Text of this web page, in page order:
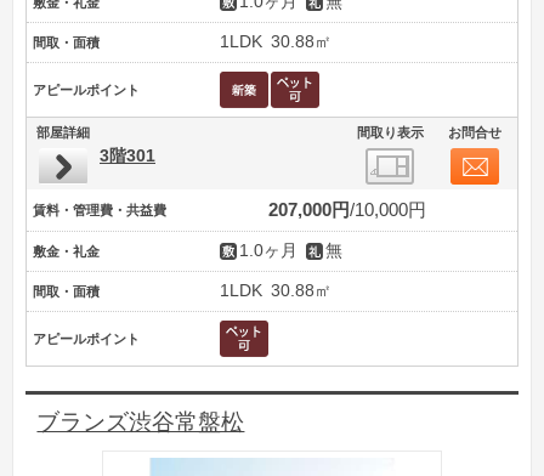
間取・面積 1LDK 30.88㎡
アピールポイント
部屋詳細 間取り表示 お問合せ
3階301
賃料・管理費・共益費 207,000円 10,000円
敷金・礼金 1.0ヶ月 無
間取・面積 1LDK 30.88㎡
アピールポイント
ブランズ渋谷常盤松